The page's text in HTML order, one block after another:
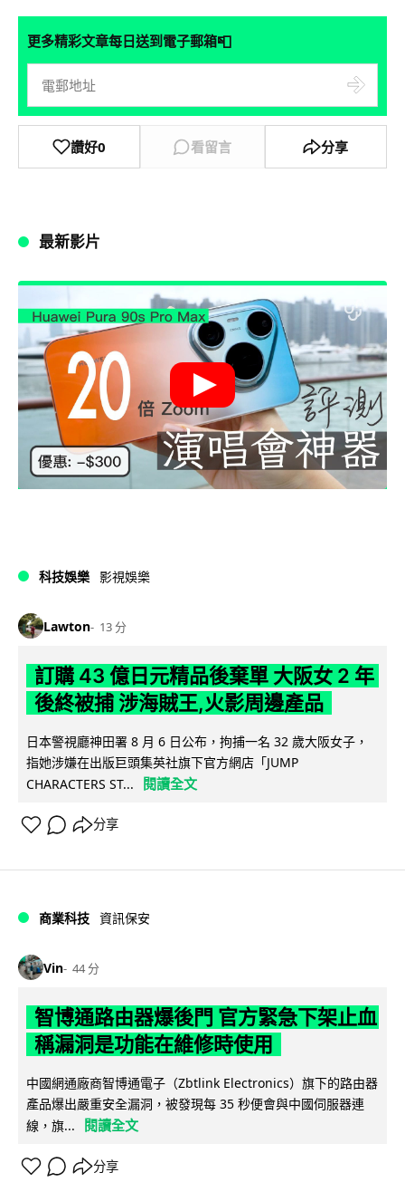
更多精彩文章每日送到電子郵箱📮
讚好0 看留言 分享
最新影片
科技娛樂 影視娛樂
Lawton 13 分
訂購 43 億日元精品後棄單 大阪女 2 年
後終被捕 涉海賊王,火影周邊產品
日本警視廳神田署 8 月 6 日公布，拘捕一名 32 歲大阪女子，
指她涉嫌在出版巨頭集英社旗下官方網店「JUMP
CHARACTERS ST...
閱讀全文
分享
商業科技 資訊保安
Vin 44 分
智博通路由器爆後門 官方緊急下架止血
稱漏洞是功能在維修時使用
中國網通廠商智博通電子（Zbtlink Electronics）旗下的路由器
產品爆出嚴重安全漏洞，被發現每 35 秒便會與中國伺服器連
線，旗...
閱讀全文
分享